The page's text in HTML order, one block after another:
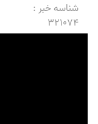
شناسه خبر :
321074